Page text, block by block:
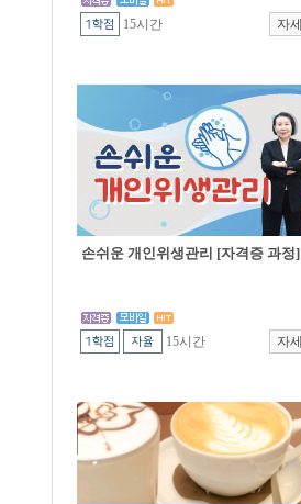
15시간
손쉬운 개인위생관리 [자격증 과정]
15시간